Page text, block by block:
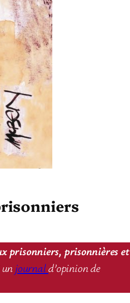
prisonniers, prisonnières et
un journald’opinion de